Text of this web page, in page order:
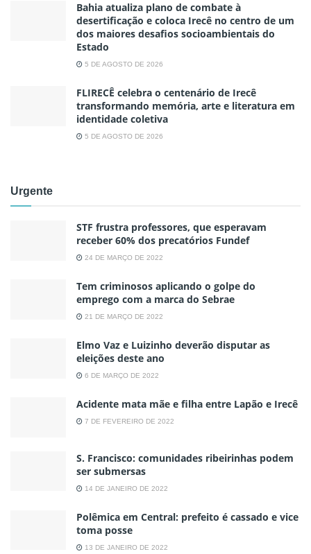
Bahia atualiza plano de combate à
desertificação e coloca Irecê no centro de um
dos maiores desafios socioambientais do
Estado
5 DE AGOSTO DE 2026
FLIRECÊ celebra o centenário de Irecê
transformando memória, arte e literatura em
identidade coletiva
5 DE AGOSTO DE 2026
Urgente
STF frustra professores, que esperavam
receber 60% dos precatórios Fundef
24 DE MARÇO DE 2022
Tem criminosos aplicando o golpe do
emprego com a marca do Sebrae
21 DE MARÇO DE 2022
Elmo Vaz e Luizinho deverão disputar as
eleições deste ano
6 DE MARÇO DE 2022
Acidente mata mãe e filha entre Lapão e Irecê
7 DE FEVEREIRO DE 2022
S. Francisco: comunidades ribeirinhas podem
ser submersas
14 DE JANEIRO DE 2022
Polêmica em Central: prefeito é cassado e vice
toma posse
13 DE JANEIRO DE 2022